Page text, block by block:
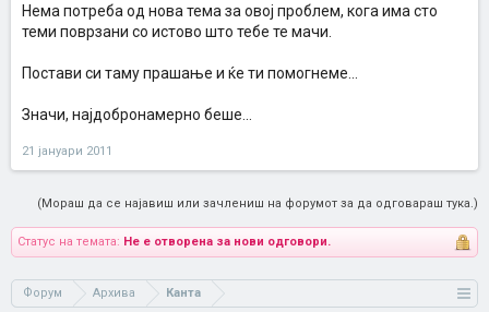
Нема потреба од нова тема за овој проблем, кога има сто
теми поврзани со истово што тебе те мачи.
Постави си таму прашање и ќе ти помогнеме...
Значи, најдобронамерно беше...
21 јануари 2011
(Мораш да се најавиш или зачлениш на форумот за да одговараш тука.)
Статус на темата: Не е отворена за нови одговори.
Форум Архива Канта